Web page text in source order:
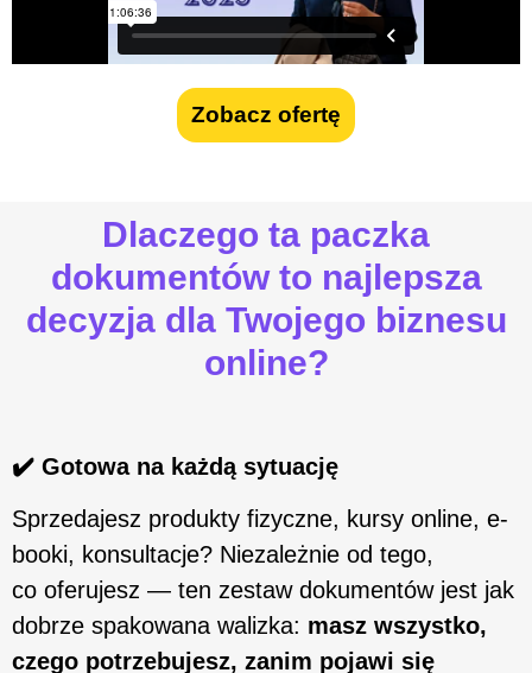
Zobacz ofertę
Dlaczego ta paczka
dokumentów to najlepsza
decyzja dla Twojego biznesu
online?
✔️ Gotowa na każdą sytuację
Sprzedajesz produkty fizyczne, kursy online, e-
booki, konsultacje? Niezależnie od tego,
co oferujesz — ten zestaw dokumentów jest jak
dobrze spakowana walizka: masz wszystko,
czego potrzebujesz, zanim pojawi się